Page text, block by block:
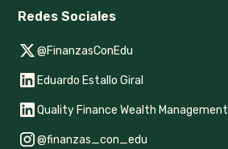
Redes Sociales
@FinanzasConEdu
Eduardo Estallo Giral
Quality Finance Wealth Management
@finanzas_con_edu